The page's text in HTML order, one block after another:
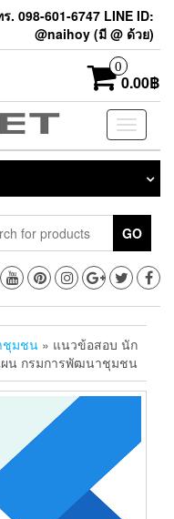
. 098-601-6747 LINE ID:
@naihoy (มี @ ด้วย)
0
0.00฿
Toggle
GO
ชุมชน » แนวข้อสอบ นัก
ผน กรมการพัฒนาชุมชน